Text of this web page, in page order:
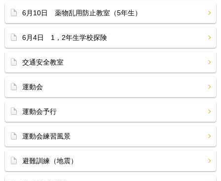
6月10日 薬物乱用防止教室（5年生）
6月4日 1，2年生学校探険
交通安全教室
運動会
運動会予行
運動会練習風景
避難訓練（地震）